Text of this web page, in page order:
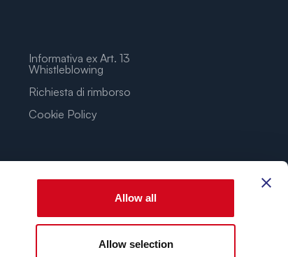
Allow all
Allow selection
Informativa ex Art. 13
Whistleblowing
Richiesta di rimborso
Cookie Policy